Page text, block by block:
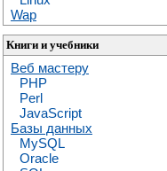
Wap
Книги и учебники
Веб мастеру
PHP
Perl
JavaScript
Базы данных
MySQL
Oracle